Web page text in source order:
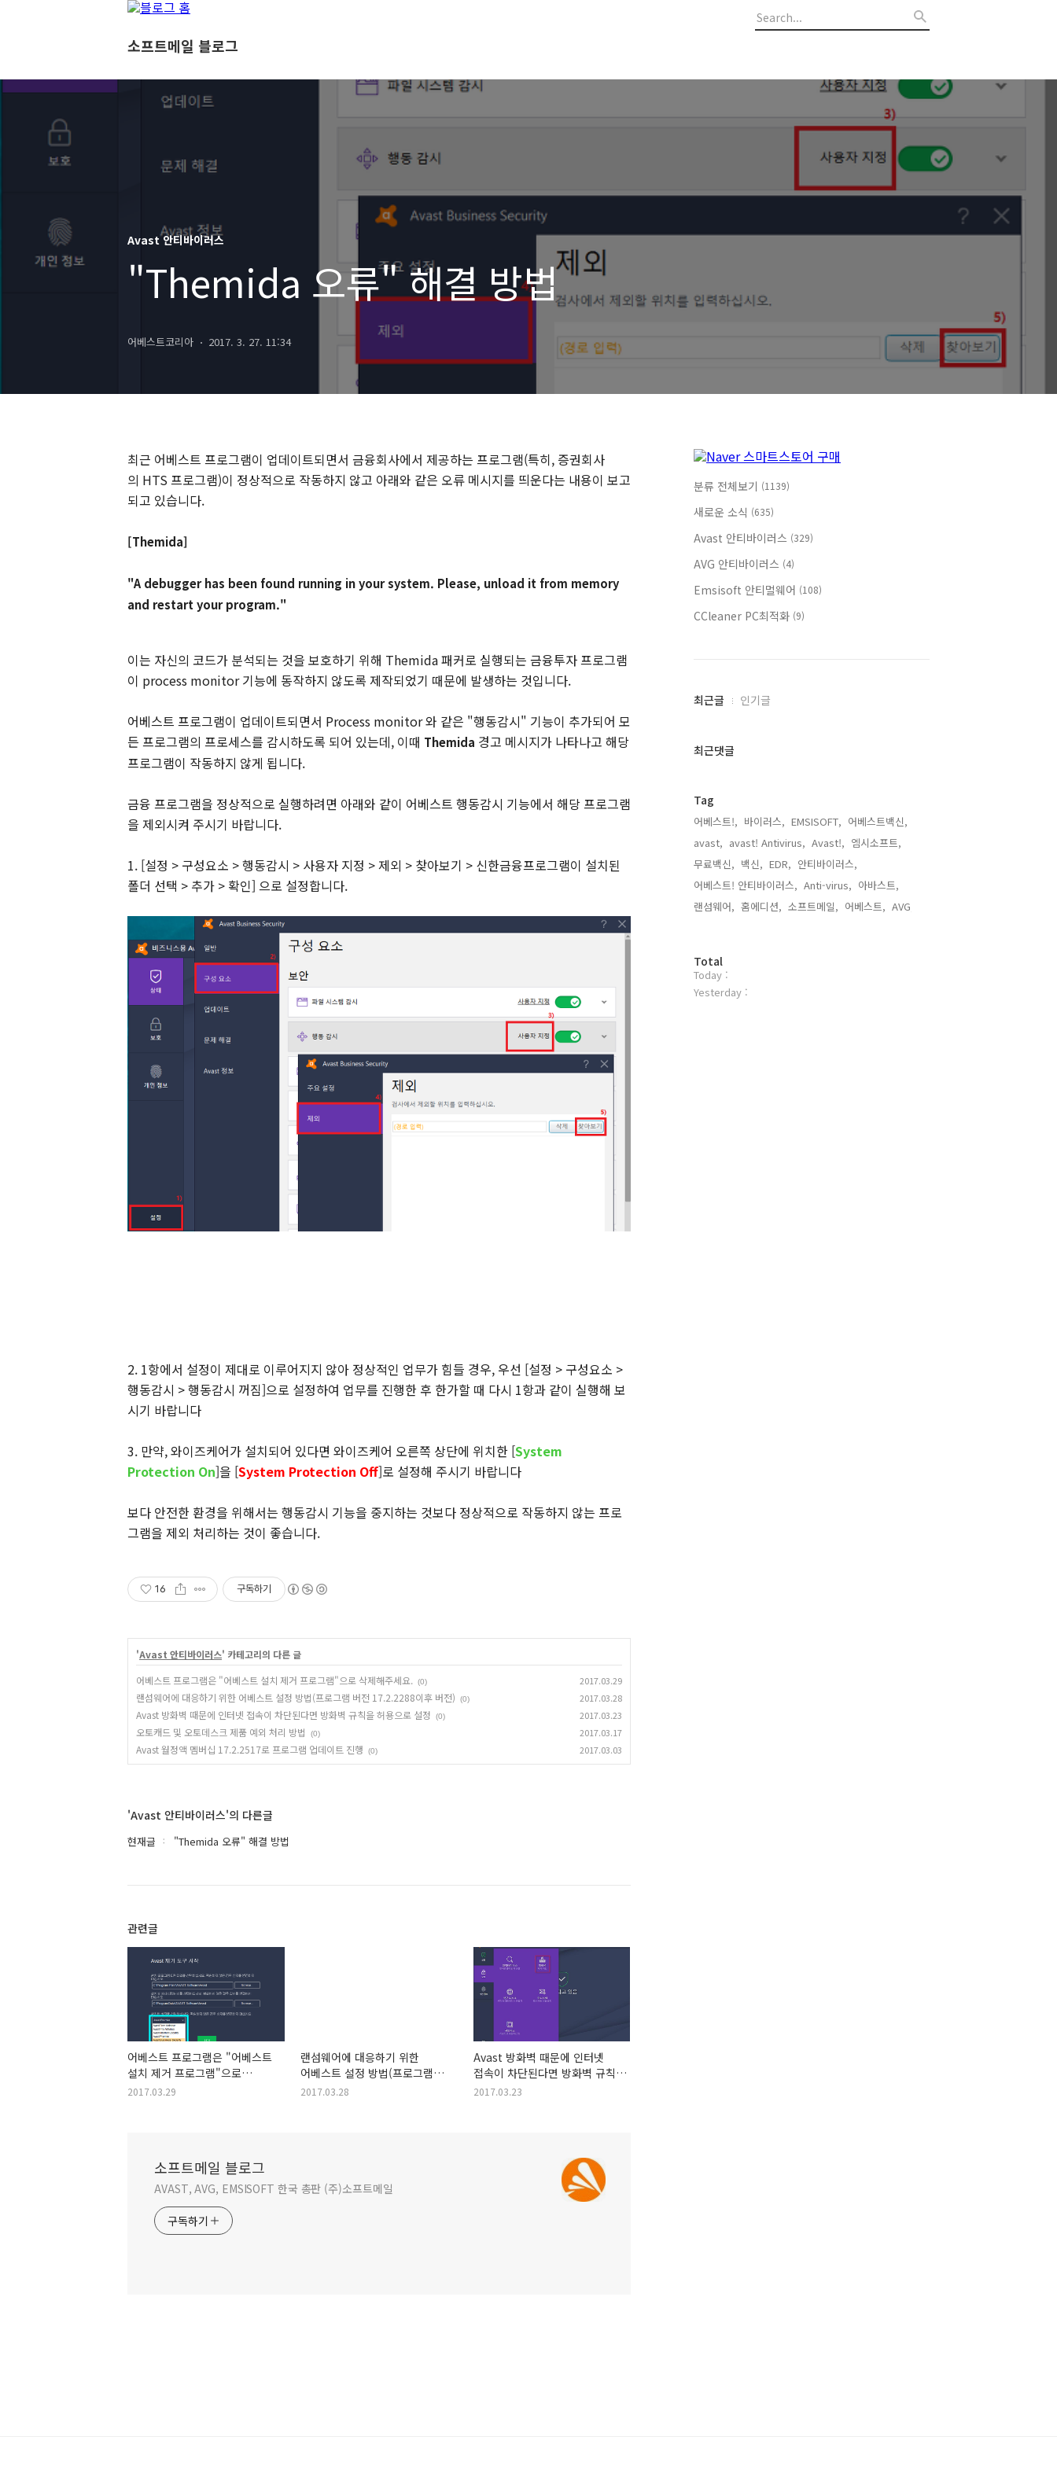
소프트메일 블로그
Avast 안티바이러스
"Themida 오류" 해결 방법
어베스트코리아 2017. 3. 27. 11:34
최근 어베스트 프로그램이 업데이트되면서 금융회사에서 제공하는 프로그램(특히, 증권회사
의 HTS 프로그램)이 정상적으로 작동하지 않고 아래와 같은 오류 메시지를 띄운다는 내용이 보고
되고 있습니다.
[Themida]
"A debugger has been found running in your system. Please, unload it from memory
and restart your program."
이는 자신의 코드가 분석되는 것을 보호하기 위해 Themida 패커로 실행되는 금융투자 프로그램
이 process monitor 기능에 동작하지 않도록 제작되었기 때문에 발생하는 것입니다.
어베스트 프로그램이 업데이트되면서 Process monitor 와 같은 "행동감시" 기능이 추가되어 모
든 프로그램의 프로세스를 감시하도록 되어 있는데, 이때 Themida 경고 메시지가 나타나고 해당
프로그램이 작동하지 않게 됩니다.
금융 프로그램을 정상적으로 실행하려면 아래와 같이 어베스트 행동감시 기능에서 해당 프로그램
을 제외시켜 주시기 바랍니다.
1. [설정 > 구성요소 > 행동감시 > 사용자 지정 > 제외 > 찾아보기 > 신한금융프로그램이 설치된
폴더 선택 > 추가 > 확인] 으로 설정합니다.
2. 1항에서 설정이 제대로 이루어지지 않아 정상적인 업무가 힘들 경우, 우선 [설정 > 구성요소 >
행동감시 > 행동감시 꺼짐]으로 설정하여 업무를 진행한 후 한가할 때 다시 1항과 같이 실행해 보
시기 바랍니다
3. 만약, 와이즈케어가 설치되어 있다면 와이즈케어 오른쪽 상단에 위치한 [System
Protection On]을 [System Protection Off]로 설정해 주시기 바랍니다
보다 안전한 환경을 위해서는 행동감시 기능을 중지하는 것보다 정상적으로 작동하지 않는 프로
그램을 제외 처리하는 것이 좋습니다.
16 구독하기
'Avast 안티바이러스' 카테고리의 다른 글
어베스트 프로그램은 "어베스트 설치 제거 프로그램"으로 삭제해주세요.
(0) 2017.03.29
랜섬웨어에 대응하기 위한 어베스트 설정 방법(프로그램 버전 17.2.2288이후 버전) (0) 2017.03.28
Avast 방화벽 때문에 인터넷 접속이 차단된다면 방화벽 규칙을 허용으로 설정 (0) 2017.03.23
오토캐드 및 오토데스크 제품 예외 처리 방법 (0) 2017.03.17
Avast 월정액 멤버십 17.2.2517로 프로그램 업데이트 진행 (0) 2017.03.03
'Avast 안티바이러스'의 다른글
현재글 "Themida 오류" 해결 방법
관련글
어베스트 프로그램은 "어베스트
설치 제거 프로그램"으로
삭제해주세요.
2017.03.29
랜섬웨어에 대응하기 위한
어베스트 설정 방법(프로그램
버전 17.2.2288이후 버전)
2017.03.28
Avast 방화벽 때문에 인터넷
접속이 차단된다면 방화벽 규칙을
허용으로 설정
2017.03.23
소프트메일 블로그
AVAST, AVG, EMSISOFT 한국 총판 (주)소프트메일
구독하기
분류 전체보기 (1139)
새로운 소식 (635)
Avast 안티바이러스 (329)
AVG 안티바이러스 (4)
Emsisoft 안티멀웨어 (108)
CCleaner PC최적화 (9)
최
과
글
최근글 인기글
최근댓글
Tag
어베스트!, 바이러스, EMSISOFT, 어베스트백신,
avast, avast! Antivirus, Avast!, 엠시소프트,
무료백신, 백신, EDR, 안티바이러스,
어베스트! 안티바이러스, Anti-virus, 아바스트,
랜섬웨어, 홈에디션, 소프트메일, 어베스트, AVG,
방
문
자
Total
Today :
Yesterday :